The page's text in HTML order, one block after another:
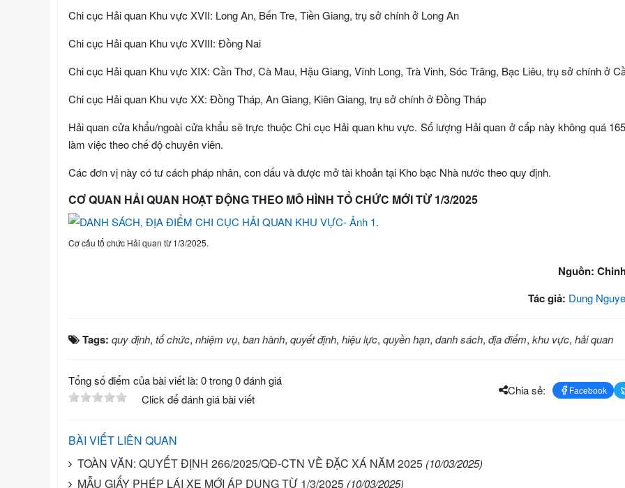
Chi cục Hải quan Khu vực XVII: Long An, Bến Tre, Tiền Giang, trụ sở chính ở Long An
Chi cục Hải quan Khu vực XVIII: Đồng Nai
Chi cục Hải quan Khu vực XIX: Cần Thơ, Cà Mau, Hậu Giang, Vĩnh Long, Trà Vinh, Sóc Trăng, Bạc Liêu, trụ sở chính ở
Chi cục Hải quan Khu vực XX: Đồng Tháp, An Giang, Kiên Giang, trụ sở chính ở Đồng Tháp
Hải quan cửa khẩu/ngoài cửa khẩu sẽ trực thuộc Chi cục Hải quan khu vực. Số lượng Hải quan ở cấp này không quá
làm việc theo chế độ chuyên viên.
Các đơn vị này có tư cách pháp nhân, con dấu và được mở tài khoản tại Kho bạc Nhà nước theo quy định.
CƠ QUAN HẢI QUAN HOẠT ĐỘNG THEO MÔ HÌNH TỔ CHỨC MỚI TỪ 1/3/2025
Cơ cấu tổ chức Hải quan từ 1/3/2025.
Nguồn:
Tác giả: Dung
Tags: quy định, tổ chức, nhiệm vụ, ban hành, quyết định, hiệu lực, quyền hạn, danh sách, địa điểm, khu vực, hải quan
Tổng số điểm của bài viết là: 0 trong 0 đánh giá
Click để đánh giá bài viết
Chia sẻ: Facebook
BÀI VIẾT LIÊN QUAN
TOÀN VĂN: QUYẾT ĐỊNH 266/2025/QĐ-CTN VỀ ĐẶC XÁ NĂM 2025 (10/03/2025)
MẪU GIẤY PHÉP LÁI XE MỚI ÁP DỤNG TỪ 1/3/2025 (10/03/2025)